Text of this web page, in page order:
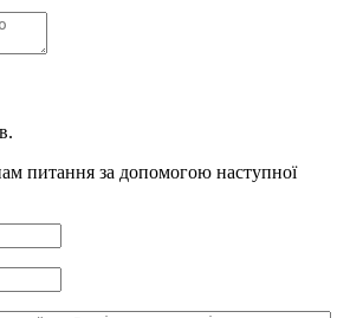
питання за допомогою наступної